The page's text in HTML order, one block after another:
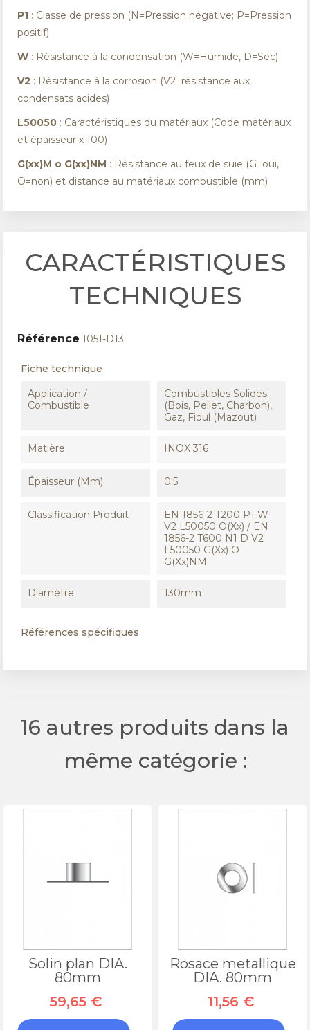
P1 : Classe de pression (N=Pression négative; P=Pression
positif)
W : Résistance à la condensation (W=Humide, D=Sec)
V2 : Résistance à la corrosion (V2=résistance aux
condensats acides)
L50050 : Caractéristiques du matériaux (Code matériaux
et épaisseur x 100)
G(xx)M o G(xx)NM : Résistance au feux de suie (G=oui,
O=non) et distance au matériaux combustible (mm)
CARACTÉRISTIQUES
TECHNIQUES
Référence 1051-D13
Fiche technique
Application /
Combustible
Combustibles Solides
(Bois, Pellet, Charbon),
Gaz, Fioul (Mazout)
Matière INOX 316
Épaisseur (mm) 0.5
Classification Produit
EN 1856-2 T200 P1 W
V2 L50050 O(xx) / EN
1856-2 T600 N1 D V2
L50050 G(xx) O
G(xx)NM
Diamètre 130mm
Références spécifiques
16 autres produits dans la
même catégorie :
Solin plan DIA.
80mm
59,65 €
Rosace metallique
DIA. 80mm
11,56 €